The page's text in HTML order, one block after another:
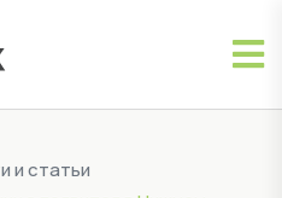
и статьи